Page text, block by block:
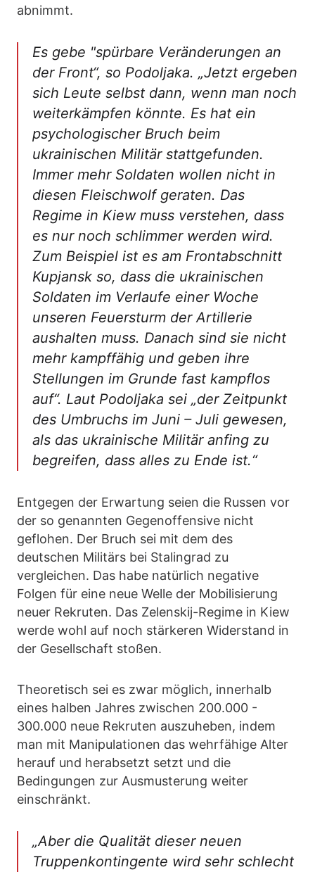
abnimmt.
Es gebe "spürbare Veränderungen an
der Front“, so Podoljaka. „Jetzt ergeben
sich Leute selbst dann, wenn man noch
weiterkämpfen könnte. Es hat ein
psychologischer Bruch beim
ukrainischen Militär stattgefunden.
Immer mehr Soldaten wollen nicht in
diesen Fleischwolf geraten. Das
Regime in Kiew muss verstehen, dass
es nur noch schlimmer werden wird.
Zum Beispiel ist es am Frontabschnitt
Kupjansk so, dass die ukrainischen
Soldaten im Verlaufe einer Woche
unseren Feuersturm der Artillerie
aushalten muss. Danach sind sie nicht
mehr kampffähig und geben ihre
Stellungen im Grunde fast kampflos
auf“. Laut Podoljaka sei „der Zeitpunkt
des Umbruchs im Juni – Juli gewesen,
als das ukrainische Militär anfing zu
begreifen, dass alles zu Ende ist.“
Entgegen der Erwartung seien die Russen vor
der so genannten Gegenoffensive nicht
geflohen. Der Bruch sei mit dem des
deutschen Militärs bei Stalingrad zu
vergleichen. Das habe natürlich negative
Folgen für eine neue Welle der Mobilisierung
neuer Rekruten. Das Zelenskij-Regime in Kiew
werde wohl auf noch stärkeren Widerstand in
der Gesellschaft stoßen.
Theoretisch sei es zwar möglich, innerhalb
eines halben Jahres zwischen 200.000 -
300.000 neue Rekruten auszuheben, indem
man mit Manipulationen das wehrfähige Alter
herauf und herabsetzt setzt und die
Bedingungen zur Ausmusterung weiter
einschränkt.
„Aber die Qualität dieser neuen
Truppenkontingente wird sehr schlecht